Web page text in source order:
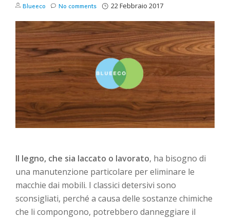
Blueeco 22 Febbraio 2017
No comments
Il legno, che sia laccato o lavorato, ha bisogno di
una manutenzione particolare per eliminare le
macchie dai mobili. I classici detersivi sono
sconsigliati, perché a causa delle sostanze chimiche
che li compongono, potrebbero danneggiare il